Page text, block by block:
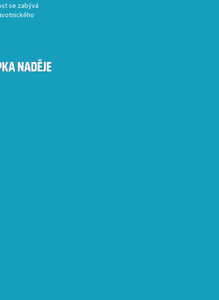
se zabývá